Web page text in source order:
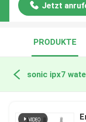
Jetzt
PRODUKTE